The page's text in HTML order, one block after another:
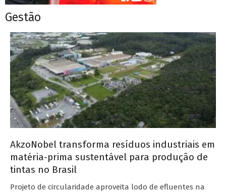
Gestão
AkzoNobel transforma resíduos industriais em
matéria-prima sustentável para produção de
tintas no Brasil
Projeto de circularidade aproveita lodo de efluentes na